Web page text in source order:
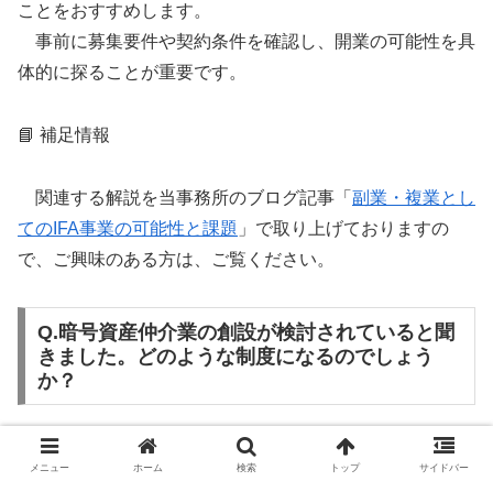
ことをおすすめします。
事前に募集要件や契約条件を確認し、開業の可能性を具
体的に探ることが重要です。
📘 補足情報
関連する解説を当事務所のブログ記事「 副業・複業とし
てのIFA事業の可能性と課題 」で取り上げておりますの
で、ご興味のある方は、ご覧ください。
Q.暗号資産仲介業の創設が検討されていると聞
きました。どのような制度になるのでしょう
か？
A. 現在、金融庁では「暗号資産・電子決済手段仲介業
メニュー ホーム 検索 トップ サイドバー